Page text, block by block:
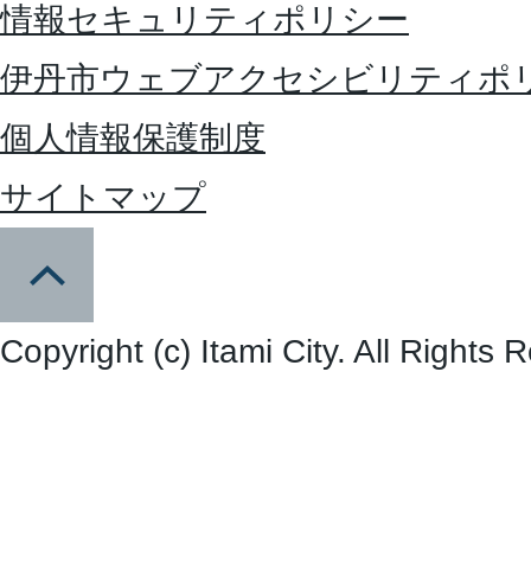
情報セキュリティポリシー
伊丹市ウェブアクセシビリティポ
個人情報保護制度
サイトマップ
Copyright (c) Itami City. All Rights